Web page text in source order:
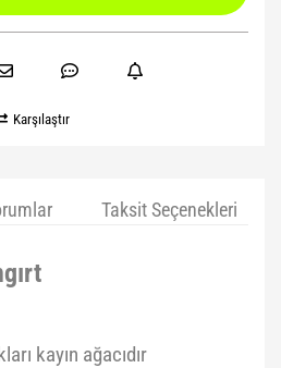
Karşılaştır
Taksit Seçenekleri
kayın ağacıdır